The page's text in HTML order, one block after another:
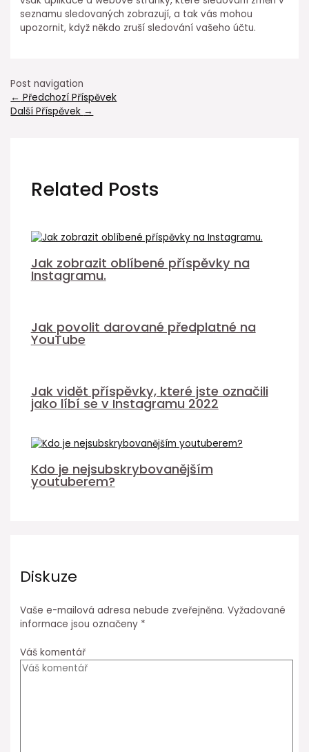
seznamu sledovaných zobrazují, a tak vás mohou
upozornit, když někdo zruší sledování vašeho účtu.
Post navigation
← Předchozí Příspěvek
Další Příspěvek →
Related Posts
Jak zobrazit oblíbené příspěvky na
Instagramu.
Jak povolit darované předplatné na
YouTube
Jak vidět příspěvky, které jste označili
jako líbí se v Instagramu 2022
Kdo je nejsubskrybovanějším
youtuberem?
Diskuze
Vaše e-mailová adresa nebude zveřejněna. Vyžadované
informace jsou označeny *
Váš komentář